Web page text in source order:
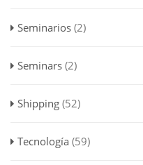
Seminarios (2)
Seminars (2)
Shipping (52)
Tecnología (59)